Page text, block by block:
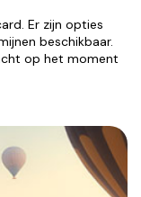
Er zijn opties
beschikbaar.
op het moment